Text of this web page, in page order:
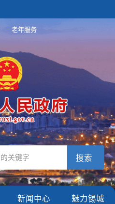
老年服务
新闻中心 魅力锡城